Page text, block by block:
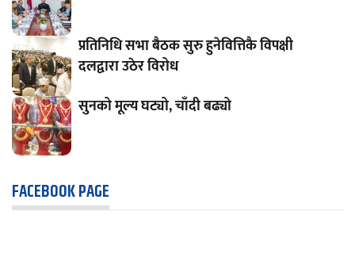
प्रतिनिधि सभा बैठक सुरु हुनेवित्तिकै विपक्षी
दलद्वारा उठेर विरोध
सुनको मूल्य घट्यो, चाँदी बढ्यो
FACEBOOK PAGE